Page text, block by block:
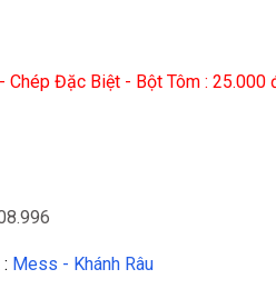
Chép Đặc Biệt - Bột Tôm : 25.000
Mess - Khánh Râu